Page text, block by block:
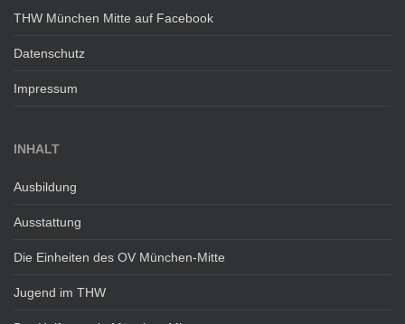
THW München Mitte auf Facebook
Datenschutz
Impressum
INHALT
Ausbildung
Ausstattung
Die Einheiten des OV München-Mitte
Jugend im THW